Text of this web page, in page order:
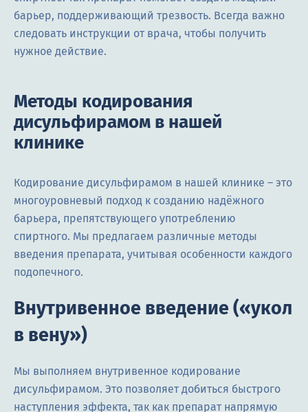
барьер, поддерживающий трезвость. Всегда важно
следовать инструкции от врача, чтобы получить
нужное действие.
Методы кодирования
дисульфирамом в нашей
клинике
Кодирование дисульфирамом в нашей клинике – это
многоуровневый подход к созданию надёжного
барьера, препятствующего употреблению
спиртного. Мы предлагаем различные методы
введения препарата, учитывая особенности каждого
подопечного.
Внутривенное введение («укол
в вену»)
Мы выполняем внутривенное кодирование
дисульфирамом. Это позволяет добиться быстрого
наступления эффекта, так как препарат напрямую